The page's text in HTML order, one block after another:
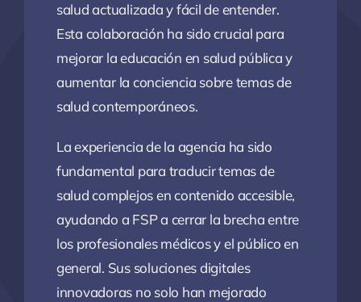
salud actualizada y fácil de entender.
Esta colaboración ha sido crucial para
mejorar la educación en salud pública y
aumentar la conciencia sobre temas de
salud contemporáneos.
La experiencia de la agencia ha sido
fundamental para traducir temas de
salud complejos en contenido accesible,
ayudando a FSP a cerrar la brecha entre
los profesionales médicos y el público en
general. Sus soluciones digitales
innovadoras no solo han mejorado